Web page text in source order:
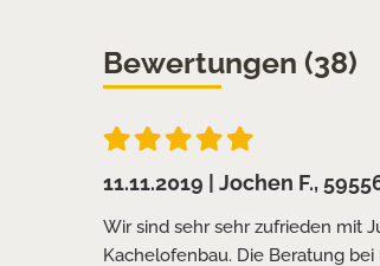
Bewertungen (38)
11.11.2019 | Jochen F.,
Wir sind sehr sehr zufrieden mit
Kachelofenbau. Die Beratung bei